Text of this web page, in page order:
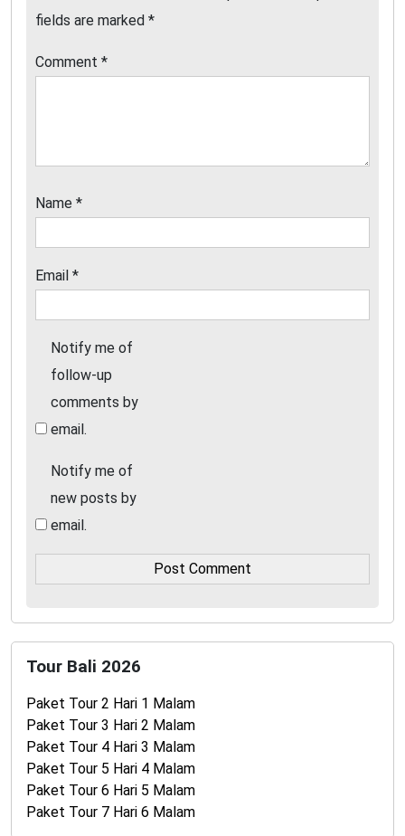
fields are marked *
Comment *
Name *
Email *
Notify me of
follow-up
comments by
email.
Notify me of
new posts by
email.
Tour Bali 2026
Paket Tour 2 Hari 1 Malam
Paket Tour 3 Hari 2 Malam
Paket Tour 4 Hari 3 Malam
Paket Tour 5 Hari 4 Malam
Paket Tour 6 Hari 5 Malam
Paket Tour 7 Hari 6 Malam